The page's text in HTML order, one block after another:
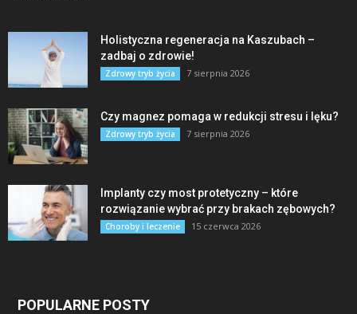
Holistyczna regeneracja na Kaszubach –
zadbaj o zdrowie!
Zdrowy tryb życia 7 sierpnia 2026
Czy magnez pomaga w redukcji stresu i lęku?
Zdrowy tryb życia 7 sierpnia 2026
Implanty czy most protetyczny – które
rozwiązanie wybrać przy brakach zębowych?
Choroby i leczenie 15 czerwca 2026
POPULARNE POSTY